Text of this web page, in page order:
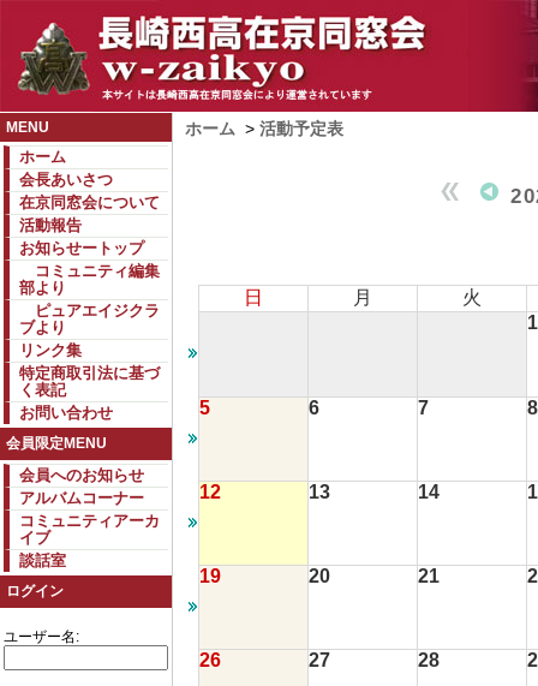
MENU
ホーム
会長あいさつ
在京同窓会について
活動報告
お知らせートップ
コミュニティ編集
部より
ピュアエイジクラ
ブより
リンク集
特定商取引法に基づ
く表記
お問い合わせ
会員限定MENU
会員へのお知らせ
アルバムコーナー
コミュニティアーカ
イブ
談話室
ログイン
ユーザー名:
ホーム > 活動予定表
日 月
火
1
5 6 7 8
12 13 14
19 20 21
26 27 28